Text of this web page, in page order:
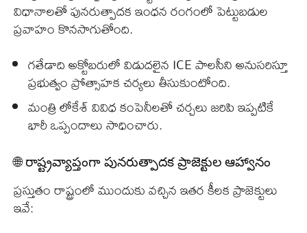
విధానాలతో పునరుత్పాదక ఇంధన రంగంలో పెట్టుబడుల
ప్రవాహం కొనసాగుతోంది.
గతేడాది అక్టోబరులో విడుదలైన ICE పాలసీని అనుసరిస్తూ
ప్రభుత్వం ప్రోత్సాహక చర్యలు తీసుకుంటోంది.
మంత్రి లోకేశ్ వివిధ కంపెనీలతో చర్చలు జరిపి ఇప్పటికే
భారీ ఒప్పందాలు సాధించారు.
🌐 రాష్ట్రవ్యాప్తంగా పునరుత్పాదక ప్రాజెక్టుల ఆహ్వానం
ప్రస్తుతం రాష్ట్రంలో ముందుకు వచ్చిన ఇతర కీలక ప్రాజెక్టులు
ఇవే: